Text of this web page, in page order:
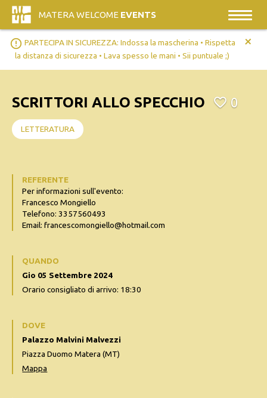
MATERA WELCOME EVENTS
error_outline PARTECIPA IN SICUREZZA: Indossa la mascherina • Rispetta
la distanza di sicurezza • Lava spesso le mani • Sii puntuale ;)
+
SCRITTORI ALLO SPECCHIO 0
LETTERATURA
REFERENTE
Per informazioni sull'evento:
Francesco Mongiello
Telefono: 3357560493
Email: francescomongiello@hotmail.com
QUANDO
Gio 05 Settembre 2024
Orario consigliato di arrivo: 18:30
DOVE
Palazzo Malvini Malvezzi
Piazza Duomo Matera (MT)
Mappa